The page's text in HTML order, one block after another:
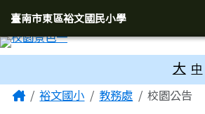
臺南市東區裕文國民小學
導覽列
臺南市東區裕文國民小學
大 中
主內容區域
Home裕文國小 教務處 校園公告
頁尾區域